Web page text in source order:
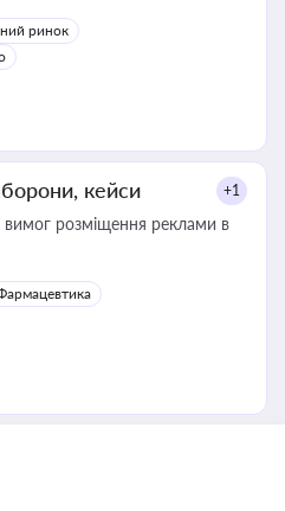
ринок
кейси +1
розміщення реклами в